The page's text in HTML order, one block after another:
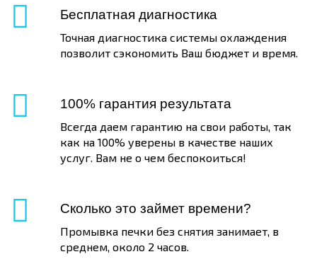
Бесплатная диагностика
Точная диагностика системы охлаждения
позволит сэкономить Ваш бюджет и время.
100% гарантия результата
Всегда даем гарантию на свои работы, так
как на 100% уверены в качестве наших
услуг. Вам не о чем беспокоиться!
Сколько это займет времени?
Промывка печки без снятия занимает, в
среднем, около 2 часов.